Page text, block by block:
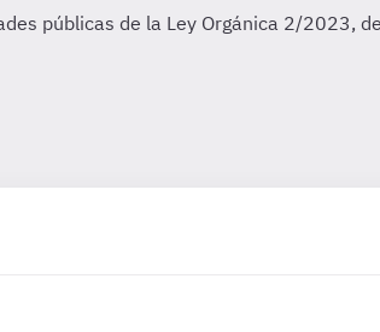
públicas de la Ley Orgánica 2/2023,